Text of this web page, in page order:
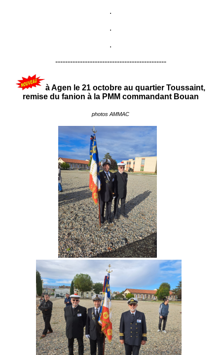
.
.
.
---------------------------------------------
à Agen le 21 octobre au quartier Toussaint,
remise du fanion à la PMM commandant Bouan
photos AMMAC